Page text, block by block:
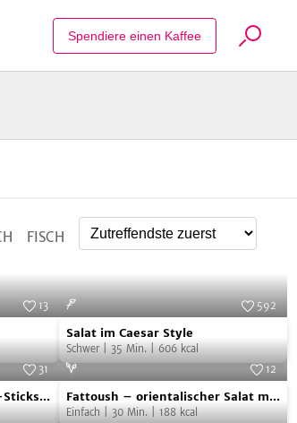
Alle zulassen
Spendiere einen Kaffee
Suche
FISCH
13
Salat
im
Caesar
Style
592
Salat im Caesar Style
Schwer| 35 Min.| 606kcal
SevenCooks
31
Fattoush
–
Foto: Nadine Horn & Jörg Mayer
12
Fattoush – orientalischer Salat mit
geröstetem Brot
Einfach| 30 Min.| 188kcal